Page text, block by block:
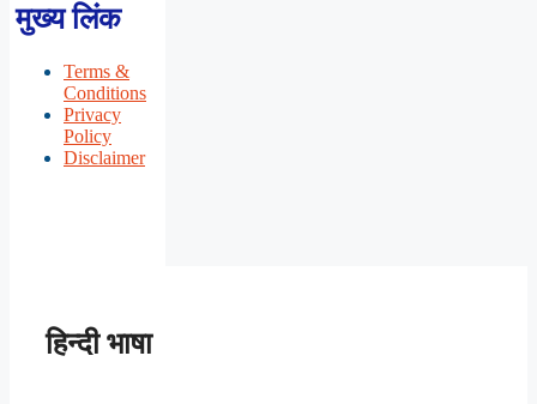
मुख्य लिंक
Terms &
Conditions
Privacy
Policy
Disclaimer
हिन्दी भाषा